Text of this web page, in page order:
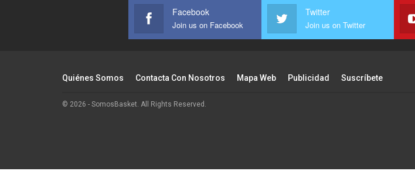
Facebook
Join us on Facebook
Twitter
Join us on Twitter
Quiénes Somos Contacta Con Nosotros Mapa Web Publicidad Suscríbete
© 2026 - SomosBasket. All Rights Reserved.